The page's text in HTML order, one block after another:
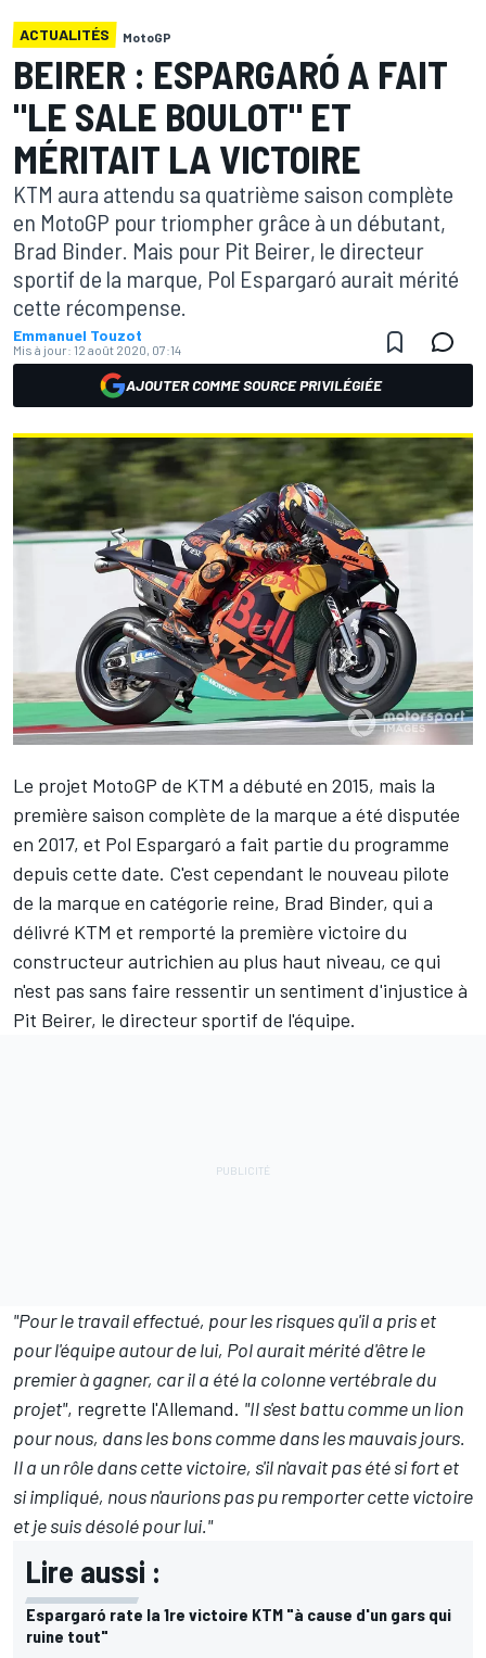
ACTUALITÉS MotoGP
BEIRER : ESPARGARÓ A FAIT
"LE SALE BOULOT" ET
MÉRITAIT LA VICTOIRE
KTM aura attendu sa quatrième saison complète
en MotoGP pour triompher grâce à un débutant,
Brad Binder. Mais pour Pit Beirer, le directeur
sportif de la marque, Pol Espargaró aurait mérité
cette récompense.
Emmanuel Touzot
Mis à jour: 12 août 2020, 07:14
AJOUTER COMME SOURCE PRIVILÉGIÉE
Le projet MotoGP de KTM a débuté en 2015, mais la
première saison complète de la marque a été disputée
en 2017, et Pol Espargaró a fait partie du programme
depuis cette date. C'est cependant le nouveau pilote
de la marque en catégorie reine, Brad Binder, qui a
délivré KTM et remporté la première victoire du
constructeur autrichien au plus haut niveau, ce qui
n'est pas sans faire ressentir un sentiment d'injustice à
Pit Beirer, le directeur sportif de l'équipe.
"Pour le travail effectué, pour les risques qu'il a pris et
pour l'équipe autour de lui, Pol aurait mérité d'être le
premier à gagner, car il a été la colonne vertébrale du
projet", regrette l'Allemand. "Il s'est battu comme un lion
pour nous, dans les bons comme dans les mauvais jours.
Il a un rôle dans cette victoire, s'il n'avait pas été si fort et
si impliqué, nous n'aurions pas pu remporter cette victoire
et je suis désolé pour lui."
Lire aussi :
Espargaró rate la 1re victoire KTM "à cause d'un gars qui
ruine tout"